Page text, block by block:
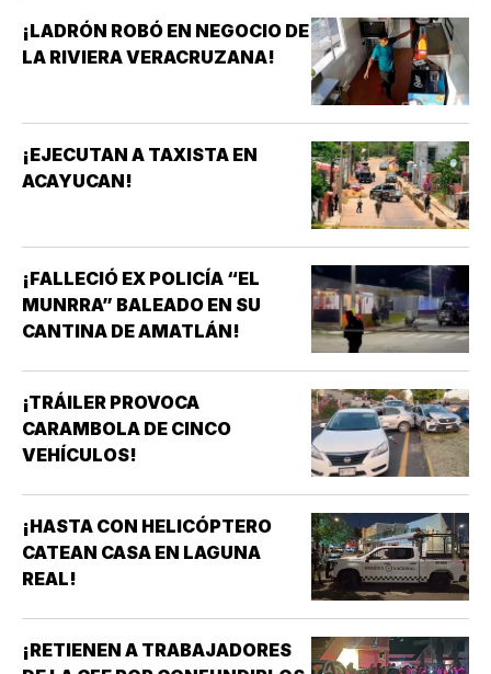
¡LADRÓN ROBÓ EN NEGOCIO DE
LA RIVIERA VERACRUZANA!
¡EJECUTAN A TAXISTA EN
ACAYUCAN!
¡FALLECIÓ EX POLICÍA “EL
MUNRRA” BALEADO EN SU
CANTINA DE AMATLÁN!
¡TRÁILER PROVOCA
CARAMBOLA DE CINCO
VEHÍCULOS!
¡HASTA CON HELICÓPTERO
CATEAN CASA EN LAGUNA
REAL!
¡RETIENEN A TRABAJADORES